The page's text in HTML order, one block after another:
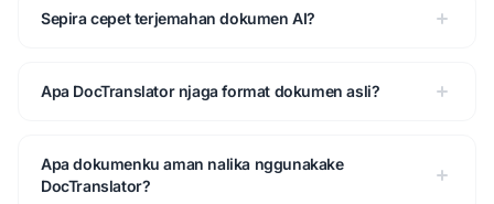
Sepira cepet terjemahan dokumen AI?
Apa DocTranslator njaga format dokumen asli?
Apa dokumenku aman nalika nggunakake
DocTranslator?